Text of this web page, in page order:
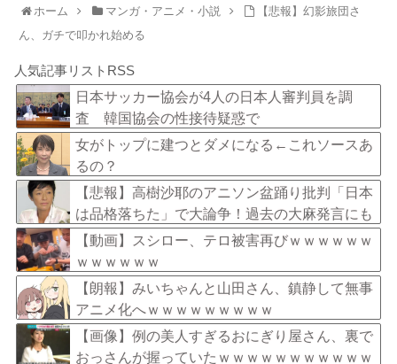
ホーム マンガ・アニメ・小説
【悲報】幻影旅団さ
ん、ガチで叩かれ始める
人気記事リストRSS
日本サッカー協会が4人の日本人審判員を調
査 韓国協会の性接待疑惑で
女がトップに建つとダメになる←これソースあ
るの？
【悲報】高樹沙耶のアニソン盆踊り批判「日本
は品格落ちた」で大論争！過去の大麻発言にも
飛び火…「炎上気味なので」自ら幕引き図る
【動画】スシロー、テロ被害再びｗｗｗｗｗｗ
ｗｗｗｗｗｗ
【朗報】みいちゃんと山田さん、鎮静して無事
アニメ化へｗｗｗｗｗｗｗｗｗ
【画像】例の美人すぎるおにぎり屋さん、裏で
おっさんが握っていたｗｗｗｗｗｗｗｗｗｗｗ